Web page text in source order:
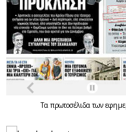
Ταπρωτοσέλιδατων